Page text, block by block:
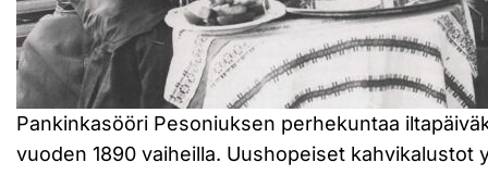
Pankinkasööri Pesoniuksen perhekuntaa
vuoden 1890 vaiheilla. Uushopeiset kahvikalustot